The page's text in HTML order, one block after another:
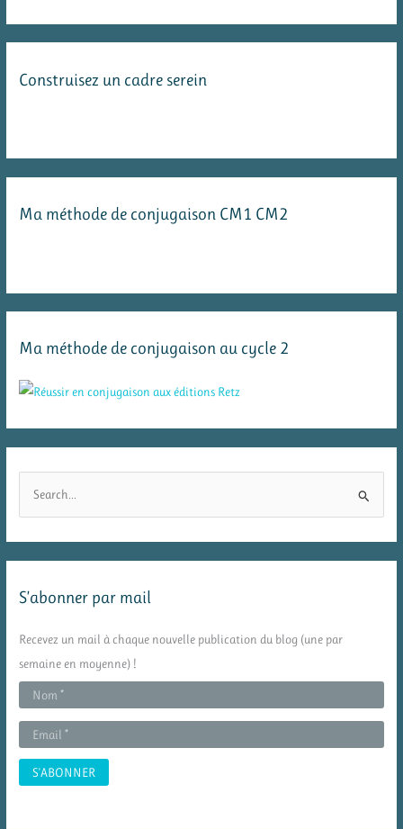
Construisez un cadre serein
Ma méthode de conjugaison CM1 CM2
Ma méthode de conjugaison au cycle 2
r
:
S’abonner par mail
Recevez un mail à chaque nouvelle publication du blog (une par
semaine en moyenne) !